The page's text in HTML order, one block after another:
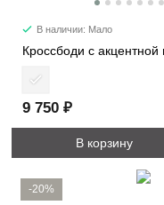
В наличии: Мало
9 750 ₽
В корзину
-20%